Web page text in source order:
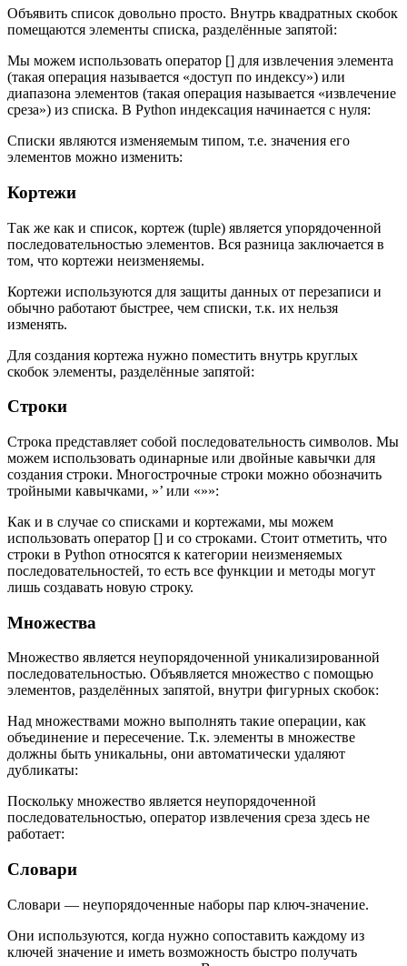
Объявить список довольно просто. Внутрь квадратных скобок
помещаются элементы списка, разделённые запятой:
Мы можем использовать оператор [] для извлечения элемента
(такая операция называется «доступ по индексу») или
диапазона элементов (такая операция называется «извлечение
среза») из списка. В Python индексация начинается с нуля:
Списки являются изменяемым типом, т.е. значения его
элементов можно изменить:
Кортежи
Так же как и список, кортеж (tuple) является упорядоченной
последовательностью элементов. Вся разница заключается в
том, что кортежи неизменяемы.
Кортежи используются для защиты данных от перезаписи и
обычно работают быстрее, чем списки, т.к. их нельзя
изменять.
Для создания кортежа нужно поместить внутрь круглых
скобок элементы, разделённые запятой:
Строки
Строка представляет собой последовательность символов. Мы
можем использовать одинарные или двойные кавычки для
создания строки. Многострочные строки можно обозначить
тройными кавычками, »’ или «»»:
Как и в случае со списками и кортежами, мы можем
использовать оператор [] и со строками. Стоит отметить, что
строки в Python относятся к категории неизменяемых
последовательностей, то есть все функции и методы могут
лишь создавать новую строку.
Множества
Множество является неупорядоченной уникализированной
последовательностью. Объявляется множество с помощью
элементов, разделённых запятой, внутри фигурных скобок:
Над множествами можно выполнять такие операции, как
объединение и пересечение. Т.к. элементы в множестве
должны быть уникальны, они автоматически удаляют
дубликаты:
Поскольку множество является неупорядоченной
последовательностью, оператор извлечения среза здесь не
работает:
Словари
Словари — неупорядоченные наборы пар ключ-значение.
Они используются, когда нужно сопоставить каждому из
ключей значение и иметь возможность быстро получать